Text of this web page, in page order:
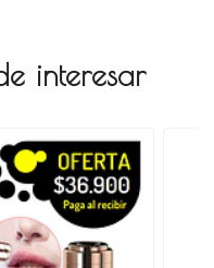
interesar